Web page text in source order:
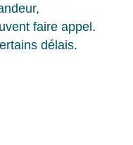
faire appel.
délais.